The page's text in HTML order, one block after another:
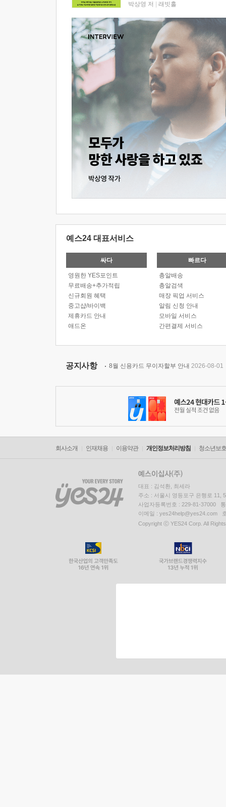
박상영 저 래빗홀
예스24 대표서비스
싸다
영원한 YES포인트
무료배송+추가적립
신규회원 혜택
중고샵/바이백
제휴카드 안내
애드온
빠르다
총알배송
총알검색
매장 픽업 서비스
알림 신청 안내
모바일 서비스
간편결제 서비스
공지사항 8월 신용카드 무이자할부 안내 2026-08-01
회사소개 인재채용 이용약관 개인정보처리방침 청소년보
대표 : 김석환, 최세라
주소 : 서울시 영등포구 은행로 11,
사업자등록번호 : 229-81-37000
이메일 : yes24help@yes24.com
Copyright ⓒ YES24 Corp. All